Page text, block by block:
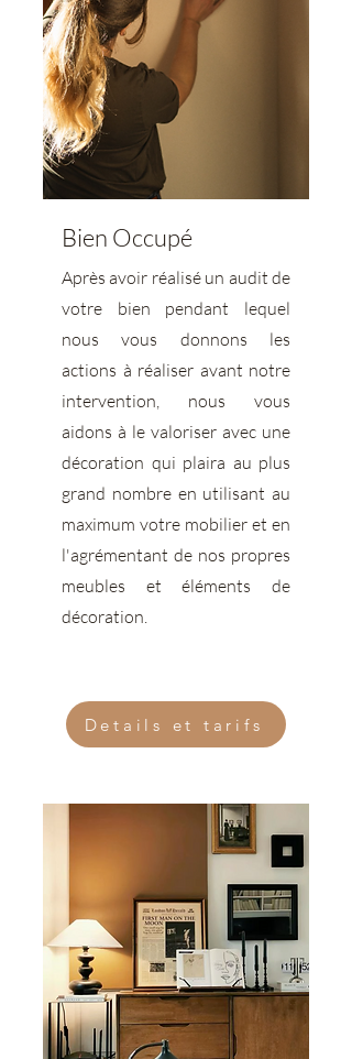
Bien Occupé
Après avoir réalisé un audit de
votre bien pendant lequel
nous vous donnons les
actions à réaliser avant notre
intervention, nous vous
aidons à le valoriser avec une
décoration qui plaira au plus
grand nombre en utilisant au
maximum votre mobilier et en
l'agrémentant de nos propres
meubles et éléments de
décoration.
Details et tarifs